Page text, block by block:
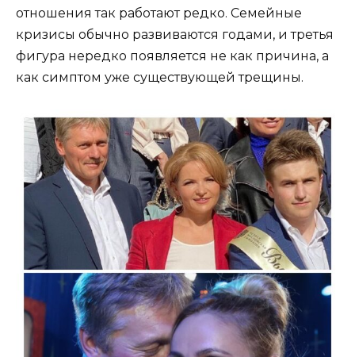
отношения так работают редко. Семейные
кризисы обычно развиваются годами, и третья
фигура нередко появляется не как причина, а
как симптом уже существующей трещины.